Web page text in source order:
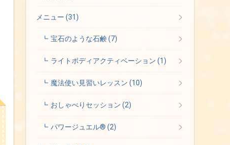
メニュー (31)
宝石のような石鹸(7)
ライトボディアクティベーション(1)
魔法使い見習いレッスン(10)
おしゃべりセッション(2)
パワージュエル®(2)